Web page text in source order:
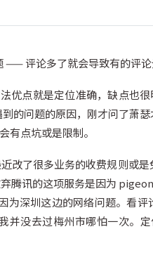
—— 评论多了就会导致有的评
优点就是定位准确，缺点也
的问题的原因，刚才问了萧
有点坑或是限制。
改了很多业务的收费规则或
腾讯的这项服务是因为
深圳这边的网络问题。看
并没去过梅州市哪怕一次。